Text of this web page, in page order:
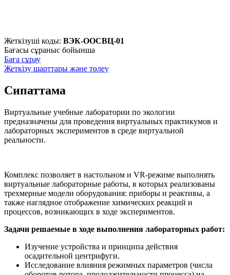
Жеткізуші коды: ВЭК-ООСВЦ-01
Бағасы сұраныс бойынша
Баға сұрау
Жеткізу шарттары және төлеу
Сипаттама
Виртуальные учебные лаборатории по экологии
предназначены для проведения виртуальных практикумов и
лабораторных экспериментов в среде виртуальной
реальности.
Комплекс позволяет в настольном и VR-режиме выполнять
виртуальные лабораторные работы, в которых реализованы
трехмерные модели оборудования: приборы и реактивы, а
также наглядное отображение химических реакций и
процессов, возникающих в ходе экспериментов.
Задачи решаемые в ходе выполнения лабораторных работ:
Изучение устройства и принципа действия
осадительной центрифуги.
Исследование влияния режимных параметров (числа